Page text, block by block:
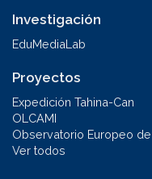
Investigación
EduMediaLab
Proyectos
Expedición Tahina-Can
OLCAMI
Observatorio Europeo de
Ver todos